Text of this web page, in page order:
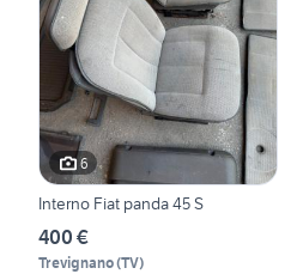
6
Interno Fiat panda 45 S
400 €
Trevignano(TV)